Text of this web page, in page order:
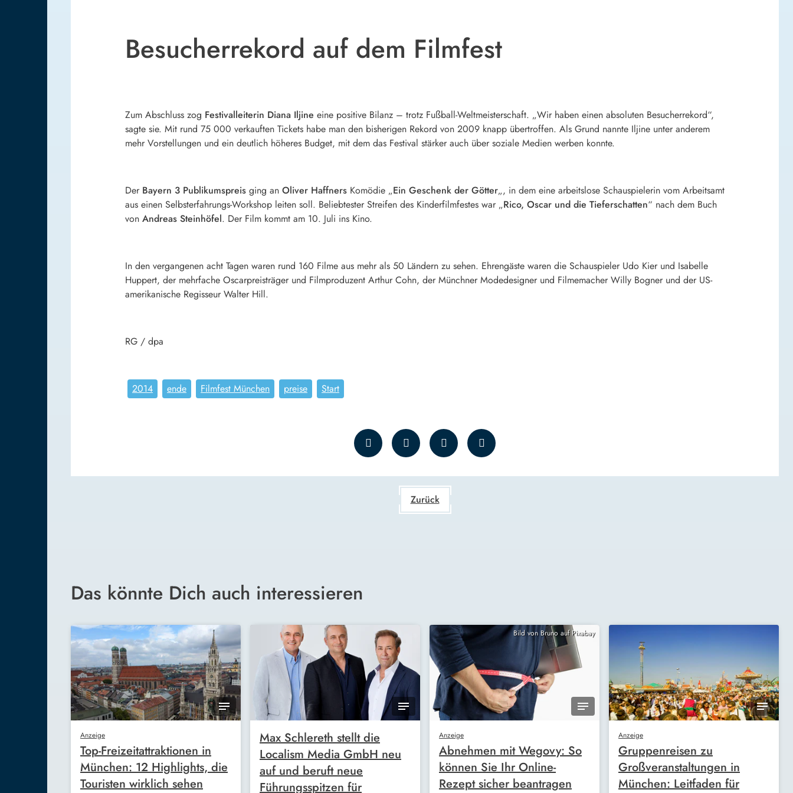
Besucherrekord auf dem Filmfest
Zum Abschluss zog Festivalleiterin Diana Iljine eine positive Bilanz – trotz Fußball-Weltmeisterschaft. „Wir haben einen absoluten Besucherrekord“,
sagte sie. Mit rund 75 000 verkauften Tickets habe man den bisherigen Rekord von 2009 knapp übertroffen. Als Grund nannte Iljine unter anderem
mehr Vorstellungen und ein deutlich höheres Budget, mit dem das Festival stärker auch über soziale Medien werben konnte.
Der Bayern 3 Publikumspreis ging an Oliver Haffners Komödie „Ein Geschenk der Götter„, in dem eine arbeitslose Schauspielerin vom Arbeitsamt
aus einen Selbsterfahrungs-Workshop leiten soll. Beliebtester Streifen des Kinderfilmfestes war „Rico, Oscar und die Tieferschatten“ nach dem Buch
von Andreas Steinhöfel. Der Film kommt am 10. Juli ins Kino.
In den vergangenen acht Tagen waren rund 160 Filme aus mehr als 50 Ländern zu sehen. Ehrengäste waren die Schauspieler Udo Kier und Isabelle
Huppert, der mehrfache Oscarpreisträger und Filmproduzent Arthur Cohn, der Münchner Modedesigner und Filmemacher Willy Bogner und der US-
amerikanische Regisseur Walter Hill.
RG / dpa
2014 ende Filmfest München preise Start
Zurück
Das könnte Dich auch interessieren
Anzeige
Top-Freizeitattraktionen in
München: 12 Highlights, die
Touristen wirklich sehen
Max Schlereth stellt die
Localism Media GmbH neu
auf und beruft neue
Führungsspitzen für
Bild von Bruno auf Pixabay
Anzeige
Abnehmen mit Wegovy: So
können Sie Ihr Online-
Rezept sicher beantragen
Anzeige
Gruppenreisen zu
Großveranstaltungen in
München: Leitfaden für